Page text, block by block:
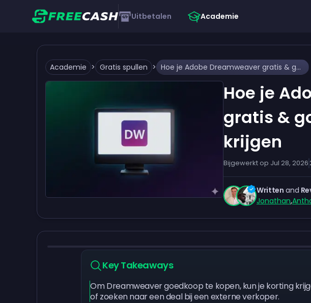
Uitbetalen Academie
Academie > Gratis spullen > Hoe je Adobe Dreamweaver gratis & goedkoop kunt krijgen
Hoe je
gratis &
krijgen
Bijgewerkt op Jul 28, 2026
Written and
Jonathan,
Key Takeaways
Om Dreamweaver goedkoop te kopen, kun je korting
of zoeken naar een deal bij een externe verkoper.